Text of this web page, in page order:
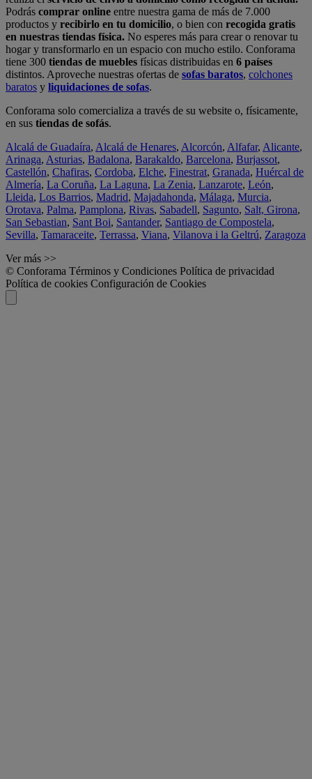
Podrás comprar online entre nuestra gama de más de 7.000
productos y recibirlo en tu domicilio, o bien con recogida gratis
en nuestras tiendas física. No esperes más para crear o renovar tu
hogar y transformarlo en un espacio con mucho estilo. Conforama
tiene 300 tiendas de muebles físicas distribuidas en 6 países
distintos. Aproveche nuestras ofertas de sofas baratos, colchones
baratos y liquidaciones de sofas.
Conforama solo comercializa a través de su website o, físicamente,
en sus tiendas de sofás.
Alcalá de Guadaíra, Alcalá de Henares, Alcorcón, Alfafar, Alicante,
Arinaga, Asturias, Badalona, Barakaldo, Barcelona, Burjassot,
Castellón, Chafiras, Cordoba, Elche, Finestrat, Granada, Huércal de
Almería, La Coruña, La Laguna, La Zenia, Lanzarote, León,
Lleida, Los Barrios, Madrid, Majadahonda, Málaga, Murcia,
Orotava, Palma, Pamplona, Rivas, Sabadell, Sagunto, Salt, Girona,
San Sebastian, Sant Boi, Santander, Santiago de Compostela,
Sevilla, Tamaraceite, Terrassa, Viana, Vilanova i la Geltrú, Zaragoza
Ver más >>
© Conforama Términos y Condiciones Política de privacidad
Política de cookies Configuración de Cookies